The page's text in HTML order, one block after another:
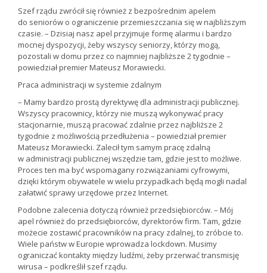
Szef rządu zwrócił się również z bezpośrednim apelem
do seniorów o ograniczenie przemieszczania się w najbliższym
czasie. – Dzisiaj nasz apel przyjmuje formę alarmu i bardzo
mocnej dyspozycji, żeby wszyscy seniorzy, którzy mogą,
pozostali w domu przez co najmniej najbliższe 2 tygodnie –
powiedział premier Mateusz Morawiecki.
Praca administracji w systemie zdalnym
– Mamy bardzo prostą dyrektywę dla administracji publicznej.
Wszyscy pracownicy, którzy nie muszą wykonywać pracy
stacjonarnie, muszą pracować zdalnie przez najbliższe 2
tygodnie z możliwością przedłużenia – powiedział premier
Mateusz Morawiecki. Zalecił tym samym pracę zdalną
w administracji publicznej wszędzie tam, gdzie jest to możliwe.
Proces ten ma być wspomagany rozwiązaniami cyfrowymi,
dzięki którym obywatele w wielu przypadkach będą mogli nadal
załatwić sprawy urzędowe przez Internet.
Podobne zalecenia dotyczą również przedsiębiorców. – Mój
apel również do przedsiębiorców, dyrektorów firm. Tam, gdzie
możecie zostawić pracowników na pracy zdalnej, to zróbcie to.
Wiele państw w Europie wprowadza lockdown. Musimy
ograniczać kontakty między ludźmi, żeby przerwać transmisję
wirusa – podkreślił szef rządu.